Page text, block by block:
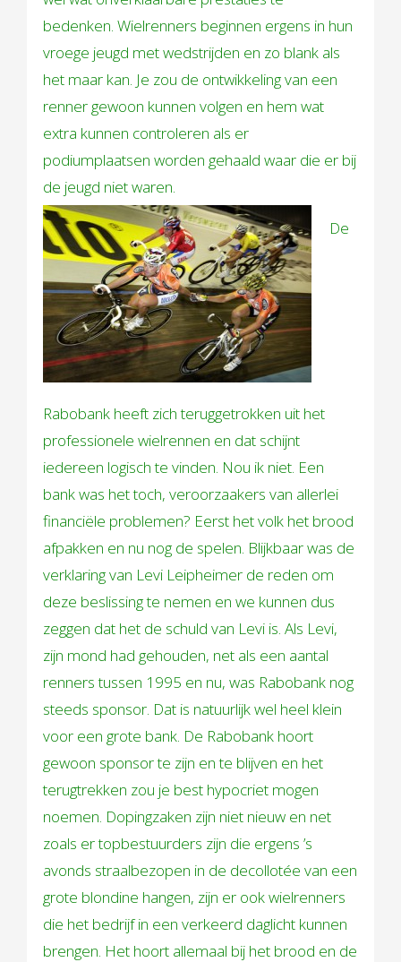
bedenken. Wielrenners beginnen ergens in hun
vroege jeugd met wedstrijden en zo blank als
het maar kan. Je zou de ontwikkeling van een
renner gewoon kunnen volgen en hem wat
extra kunnen controleren als er
podiumplaatsen worden gehaald waar die er bij
de jeugd niet waren.
De
Rabobank heeft zich teruggetrokken uit het
professionele wielrennen en dat schijnt
iedereen logisch te vinden. Nou ik niet. Een
bank was het toch, veroorzaakers van allerlei
financiële problemen? Eerst het volk het brood
afpakken en nu nog de spelen. Blijkbaar was de
verklaring van Levi Leipheimer de reden om
deze beslissing te nemen en we kunnen dus
zeggen dat het de schuld van Levi is. Als Levi,
zijn mond had gehouden, net als een aantal
renners tussen 1995 en nu, was Rabobank nog
steeds sponsor. Dat is natuurlijk wel heel klein
voor een grote bank. De Rabobank hoort
gewoon sponsor te zijn en te blijven en het
terugtrekken zou je best hypocriet mogen
noemen. Dopingzaken zijn niet nieuw en net
zoals er topbestuurders zijn die ergens ’s
avonds straalbezopen in de decollotée van een
grote blondine hangen, zijn er ook wielrenners
die het bedrijf in een verkeerd daglicht kunnen
brengen. Het hoort allemaal bij het brood en de